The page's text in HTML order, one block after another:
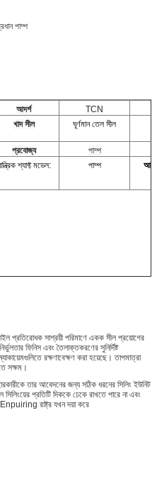
পাম্প
আদর্শ TCN
খাদ সীল ঘূর্ণমান তেল সীল
প্রযোজ্য পাম্প
শ্যাফ্ট মডেল: পাম্প
প্রতিরোধক সাশ্রয়ী পরিমাণে একক সীল প্রয়োগের
ফিনিস এবং তৈলাক্তকরণের সুনির্দিষ্ট
রক্ষণাবেক্ষণ করা হয়েছে। তাপমাত্রা
সক্ষম।
তার আবেদনের জন্য সঠিক ধরনের সিলিং ইউনিট
প্রতিটি দিককে ঢেকে রাখতে পারে না এবং
Enpuiring রাষ্ট্র যখন দয়া করে